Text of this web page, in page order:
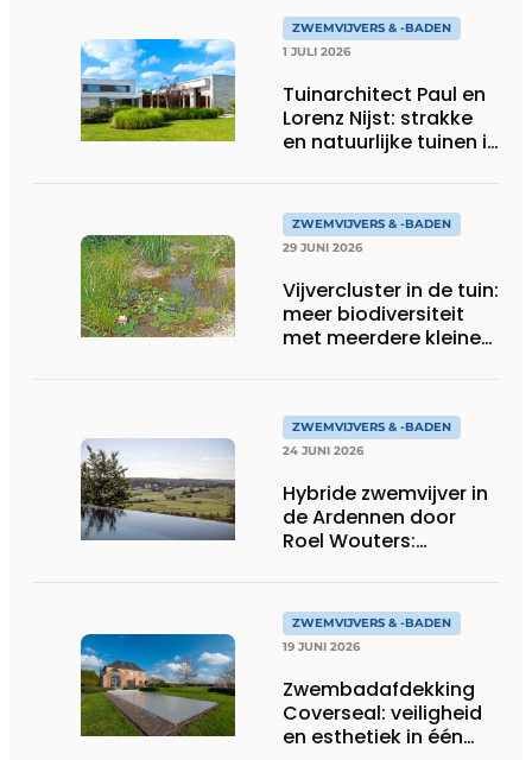
ZWEMVIJVERS & -BADEN
1 JULI 2026
Tuinarchitect Paul en
Lorenz Nijst: strakke
en natuurlijke tuinen in
ZWEMVIJVERS & -BADEN
29 JUNI 2026
Vijvercluster in de tuin:
meer biodiversiteit
met meerdere kleine
ZWEMVIJVERS & -BADEN
24 JUNI 2026
Hybride zwemvijver in
de Ardennen door
Roel Wouters:
ZWEMVIJVERS & -BADEN
19 JUNI 2026
Zwembadafdekking
Coverseal: veiligheid
en esthetiek in één